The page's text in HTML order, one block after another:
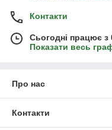
Контакти
Сьогодні працює з
Показати весь
Про нас
Контакти